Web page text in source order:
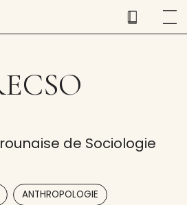
de Sociologie
, ANTHROPOLOGIE